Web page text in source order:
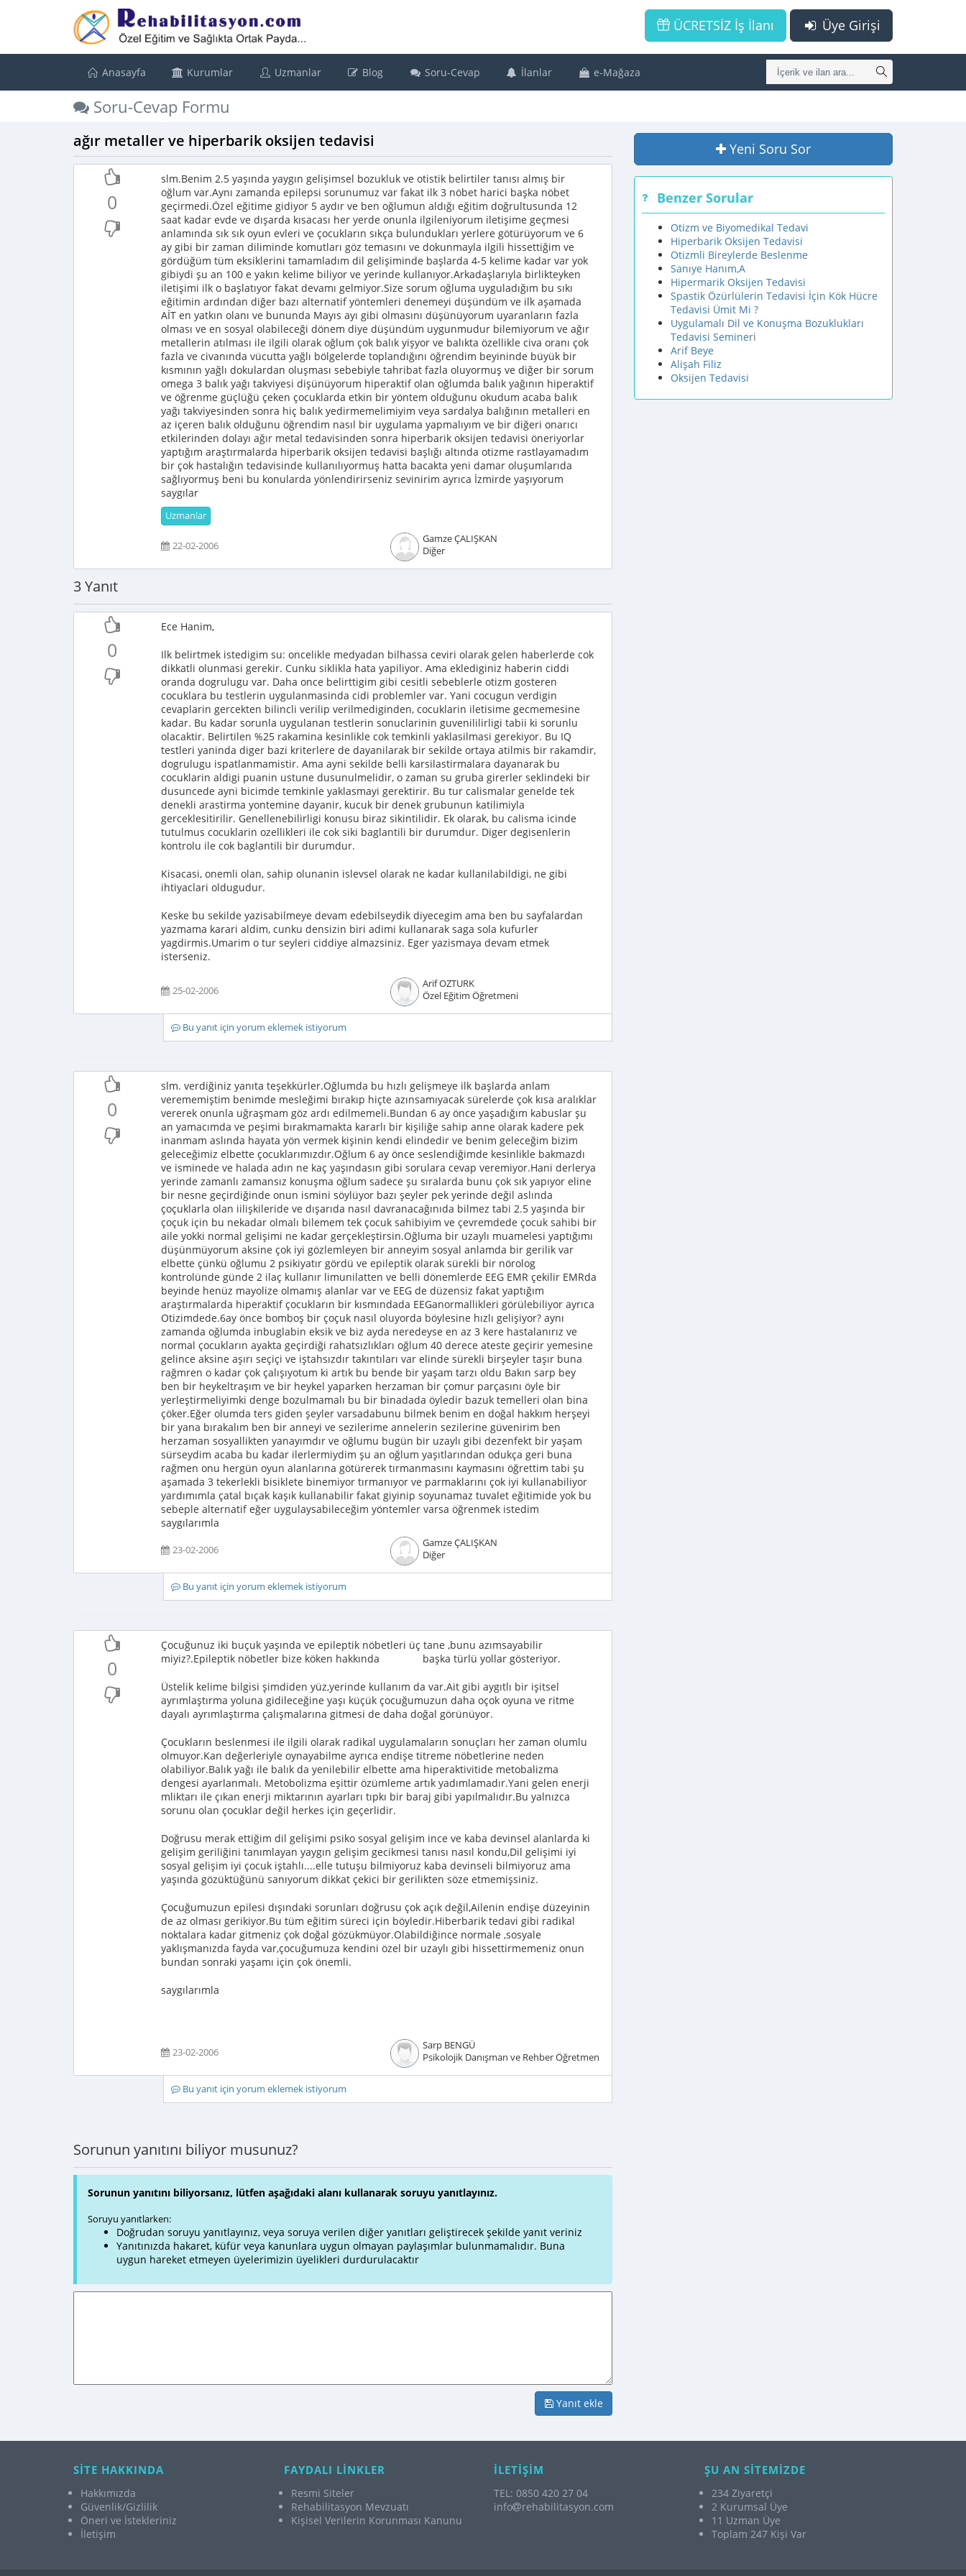
Üye Girişi
ÜCRETSİZ İş İlanı
Anasayfa Kurumlar Uzmanlar Blog Soru-Cevap İlanlar e-Mağaza
Soru-Cevap Formu
ağır metaller ve hiperbarik oksijen tedavisi
0
slm.Benim 2.5 yaşında yaygın gelişimsel bozukluk ve otistik belirtiler tanısı almış bir
oğlum var.Aynı zamanda epilepsi sorunumuz var fakat ilk 3 nöbet harici başka nöbet
geçirmedi.Özel eğitime gidiyor 5 aydır ve ben oğlumun aldığı eğitim doğrultusunda 12
saat kadar evde ve dışarda kısacası her yerde onunla ilgileniyorum iletişime geçmesi
anlamında sık sık oyun evleri ve çocukların sıkça bulundukları yerlere götürüyorum ve 6
ay gibi bir zaman diliminde komutları göz temasını ve dokunmayla ilgili hissettiğim ve
gördüğüm tüm eksiklerini tamamladım dil gelişiminde başlarda 4-5 kelime kadar var yok
gibiydi şu an 100 e yakın kelime biliyor ve yerinde kullanıyor.Arkadaşlarıyla birlikteyken
iletişimi ilk o başlatıyor fakat devamı gelmiyor.Size sorum oğluma uyguladığım bu sıkı
eğitimin ardından diğer bazı alternatif yöntemleri denemeyi düşündüm ve ilk aşamada
AİT en yatkın olanı ve bununda Mayıs ayı gibi olmasını düşünüyorum uyaranların fazla
olması ve en sosyal olabileceği dönem diye düşündüm uygunmudur bilemiyorum ve ağır
metallerin atılması ile ilgili olarak oğlum çok balık yişyor ve balıkta özellikle civa oranı çok
fazla ve civanında vücutta yağlı bölgelerde toplandığını öğrendim beyininde büyük bir
kısmının yağlı dokulardan oluşması sebebiyle tahribat fazla oluyormuş ve diğer bir sorum
omega 3 balık yağı takviyesi dişünüyorum hiperaktif olan oğlumda balık yağının hiperaktif
ve öğrenme güçlüğü çeken çocuklarda etkin bir yöntem olduğunu okudum acaba balık
yağı takviyesinden sonra hiç balık yedirmemelimiyim veya sardalya balığının metalleri en
az içeren balık olduğunu öğrendim nasıl bir uygulama yapmalıyım ve bir diğeri onarıcı
etkilerinden dolayı ağır metal tedavisinden sonra hiperbarik oksijen tedavisi öneriyorlar
yaptığım araştırmalarda hiperbarik oksijen tedavisi başlığı altında otizme rastlayamadım
bir çok hastalığın tedavisinde kullanılıyormuş hatta bacakta yeni damar oluşumlarıda
sağlıyormuş beni bu konularda yönlendirirseniz sevinirim ayrıca İzmirde yaşıyorum
saygılar
Uzmanlar
22-02-2006
Gamze ÇALIŞKAN
Diğer
3 Yanıt
0
Ece Hanim,
Ilk belirtmek istedigim su: oncelikle medyadan bilhassa ceviri olarak gelen haberlerde cok
dikkatli olunmasi gerekir. Cunku siklikla hata yapiliyor. Ama eklediginiz haberin ciddi
oranda dogrulugu var. Daha once belirttigim gibi cesitli sebeblerle otizm gosteren
cocuklara bu testlerin uygulanmasinda cidi problemler var. Yani cocugun verdigin
cevaplarin gercekten bilincli verilip verilmediginden, cocuklarin iletisime gecmemesine
kadar. Bu kadar sorunla uygulanan testlerin sonuclarinin guvenililirligi tabii ki sorunlu
olacaktir. Belirtilen %25 rakamina kesinlikle cok temkinli yaklasilmasi gerekiyor. Bu IQ
testleri yaninda diger bazi kriterlere de dayanilarak bir sekilde ortaya atilmis bir rakamdir,
dogrulugu ispatlanmamistir. Ama ayni sekilde belli karsilastirmalara dayanarak bu
cocuklarin aldigi puanin ustune dusunulmelidir, o zaman su gruba girerler seklindeki bir
dusuncede ayni bicimde temkinle yaklasmayi gerektirir. Bu tur calismalar genelde tek
denekli arastirma yontemine dayanir, kucuk bir denek grubunun katilimiyla
gerceklesitirilir. Genellenebilirligi konusu biraz sikintilidir. Ek olarak, bu calisma icinde
tutulmus cocuklarin ozellikleri ile cok siki baglantili bir durumdur. Diger degisenlerin
kontrolu ile cok baglantili bir durumdur.
Kisacasi, onemli olan, sahip olunanin islevsel olarak ne kadar kullanilabildigi, ne gibi
ihtiyaclari oldugudur.
Keske bu sekilde yazisabilmeye devam edebilseydik diyecegim ama ben bu sayfalardan
yazmama karari aldim, cunku densizin biri adimi kullanarak saga sola kufurler
yagdirmis.Umarim o tur seyleri ciddiye almazsiniz. Eger yazismaya devam etmek
isterseniz.
25-02-2006
Arif OZTURK
Özel Eğitim Öğretmeni
Bu yanıt için yorum eklemek istiyorum
0
slm. verdiğiniz yanıta teşekkürler.Oğlumda bu hızlı gelişmeye ilk başlarda anlam
verememiştim benimde mesleğimi bırakıp hiçte azınsamıyacak sürelerde çok kısa aralıklar
vererek onunla uğraşmam göz ardı edilmemeli.Bundan 6 ay önce yaşadığım kabuslar şu
an yamacımda ve peşimi bırakmamakta kararlı bir kişiliğe sahip anne olarak kadere pek
inanmam aslında hayata yön vermek kişinin kendi elindedir ve benim geleceğim bizim
geleceğimiz elbette çocuklarımızdır.Oğlum 6 ay önce seslendiğimde kesinlikle bakmazdı
ve isminede ve halada adın ne kaç yaşındasın gibi sorulara cevap veremiyor.Hani derlerya
yerinde zamanlı zamansız konuşma oğlum sadece şu sıralarda bunu çok sık yapıyor eline
bir nesne geçirdiğinde onun ismini söylüyor bazı şeyler pek yerinde değil aslında
çoçuklarla olan iilişkileride ve dışarıda nasıl davranacağınıda bilmez tabi 2.5 yaşında bir
çoçuk için bu nekadar olmalı bilemem tek çocuk sahibiyim ve çevremdede çocuk sahibi bir
aile yokki normal gelişimi ne kadar gerçekleştirsin.Oğluma bir uzaylı muamelesi yaptığımı
düşünmüyorum aksine çok iyi gözlemleyen bir anneyim sosyal anlamda bir gerilik var
elbette çünkü oğlumu 2 psikiyatır gördü ve epileptik olarak sürekli bir nörolog
kontrolünde günde 2 ilaç kullanır limunilatten ve belli dönemlerde EEG EMR çekilir EMRda
beyinde henüz mayolize olmamış alanlar var ve EEG de düzensiz fakat yaptığım
araştırmalarda hiperaktif çocukların bir kısmındada EEGanormallikleri görülebiliyor ayrıca
Otizimdede.6ay önce bomboş bir çoçuk nasıl oluyorda böylesine hızlı gelişiyor? aynı
zamanda oğlumda inbuglabin eksik ve biz ayda neredeyse en az 3 kere hastalanırız ve
normal çocukların ayakta geçirdiği rahatsızlıkları oğlum 40 derece ateste geçirir yemesine
gelince aksine aşırı seçiçi ve iştahsızdır takıntıları var elinde sürekli birşeyler taşır buna
rağmren o kadar çok çalışıyotum ki artık bu bende bir yaşam tarzı oldu Bakın sarp bey
ben bir heykeltraşım ve bir heykel yaparken herzaman bir çomur parçasını öyle bir
yerleştirmeliyimki denge bozulmamalı bu bir binadada öyledir bazuk temelleri olan bina
çöker.Eğer olumda ters giden şeyler varsadabunu bilmek benim en doğal hakkım herşeyi
bir yana bırakalım ben bir anneyi ve sezilerime annelerin sezilerine güvenirim ben
herzaman sosyallikten yanayımdır ve oğlumu bugün bir uzaylı gibi dezenfekt bir yaşam
sürseydim acaba bu kadar ilerlermiydim şu an oğlum yaşıtlarından odukça geri buna
rağmen onu hergün oyun alanlarına götürerek tırmanmasını kaymasını öğrettim tabi şu
aşamada 3 tekerlekli bisiklete binemiyor tırmanıyor ve parmaklarını çok iyi kullanabiliyor
yardımımla çatal bıçak kaşık kullanabilir fakat giyinip soyunamaz tuvalet eğitimide yok bu
sebeple alternatif eğer uygulaysabileceğim yöntemler varsa öğrenmek istedim
saygılarımla
23-02-2006
Gamze ÇALIŞKAN
Diğer
Bu yanıt için yorum eklemek istiyorum
0
Çocuğunuz iki buçuk yaşında ve epileptik nöbetleri üç tane ,bunu azımsayabilir
miyiz?.Epileptik nöbetler bize köken hakkında başka türlü yollar gösteriyor.
Üstelik kelime bilgisi şimdiden yüz,yerinde kullanım da var.Ait gibi aygıtlı bir işitsel
ayrımlaştırma yoluna gidileceğine yaşı küçük çocuğumuzun daha oçok oyuna ve ritme
dayalı ayrımlaştırma çalışmalarına gitmesi de daha doğal görünüyor.
Çocukların beslenmesi ile ilgili olarak radikal uygulamaların sonuçları her zaman olumlu
olmuyor.Kan değerleriyle oynayabilme ayrıca endişe titreme nöbetlerine neden
olabiliyor.Balık yağı ile balık da yenilebilir elbette ama hiperaktivitide metobalizma
dengesi ayarlanmalı. Metobolizma eşittir özümleme artık yadımlamadır.Yani gelen enerji
mliktarı ile çıkan enerji miktarının ayarları tıpkı bir baraj gibi yapılmalıdır.Bu yalnızca
sorunu olan çocuklar değil herkes için geçerlidir.
Doğrusu merak ettiğim dil gelişimi psiko sosyal gelişim ince ve kaba devinsel alanlarda ki
gelişim geriliğini tanımlayan yaygın gelişim gecikmesi tanısı nasıl kondu,Dil gelişimi iyi
sosyal gelişim iyi çocuk iştahlı....elle tutuşu bilmiyoruz kaba devinseli bilmiyoruz ama
yaşında gözüktüğünü sanıyorum dikkat çekici bir gerilikten söze etmemişsiniz.
Çocuğumuzun epilesi dışındaki sorunları doğrusu çok açık değil,Ailenin endişe düzeyinin
de az olması gerikiyor.Bu tüm eğitim süreci için böyledir.Hiberbarik tedavi gibi radikal
noktalara kadar gitmeniz çok doğal gözükmüyor.Olabildiğince normale ,sosyale
yaklışmanızda fayda var,çocuğumuza kendini özel bir uzaylı gibi hissettirmemeniz onun
bundan sonraki yaşamı için çok önemli.
saygılarımla
23-02-2006
Sarp BENGÜ
Psikolojik Danışman ve Rehber Öğretmen
Bu yanıt için yorum eklemek istiyorum
Sorunun yanıtını biliyor musunuz?
Sorunun yanıtını biliyorsanız, lütfen aşağıdaki alanı kullanarak soruyu yanıtlayınız.
Soruyu yanıtlarken:
Doğrudan soruyu yanıtlayınız, veya soruya verilen diğer yanıtları geliştirecek şekilde yanıt veriniz
Yanıtınızda hakaret, küfür veya kanunlara uygun olmayan paylaşımlar bulunmamalıdır. Buna
uygun hareket etmeyen üyelerimizin üyelikleri durdurulacaktır
Yanıt ekle
Yeni Soru Sor
Benzer Sorular
Otizm ve Biyomedikal Tedavi
Hiperbarik Oksijen Tedavisi
Otizmli Bireylerde Beslenme
Sanıye Hanım,A
Hipermarik Oksijen Tedavisi
Spastik Özürlülerin Tedavisi İçin Kök Hücre
Tedavisi Ümit Mi ?
Uygulamalı Dil ve Konuşma Bozuklukları
Tedavisi Semineri
Arif Beye
Alişah Filiz
Oksijen Tedavisi
SİTE HAKKINDA
Hakkımızda
Güvenlik/Gizlilik
Öneri ve İstekleriniz
İletişim
FAYDALI LİNKLER
Resmi Siteler
Rehabilitasyon Mevzuatı
Kişisel Verilerin Korunması Kanunu
İLETİŞİM
TEL: 0850 420 27 04
info
rehabilitasyon.com
ŞU AN SİTEMİZDE
234 Ziyaretçi
2 Kurumsal Üye
11 Uzman Üye
Toplam 247 Kişi Var